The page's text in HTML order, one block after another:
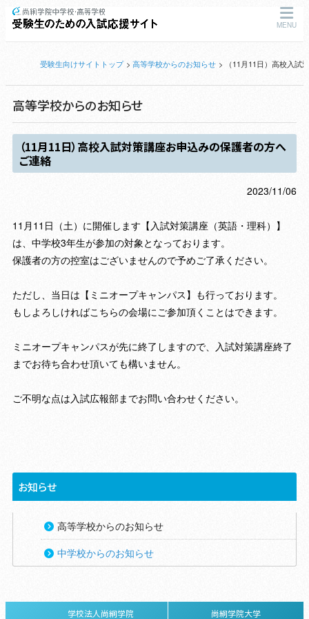
MENU
受験生向けサイトトップ 高等学校からのお知らせ （11月11日）高校入試
高等学校からのお知らせ
（11月11日）高校入試対策講座お申込みの保護者の方へ
ご連絡
2023/11/06
11月11日（土）に開催します【入試対策講座（英語・理科）】
は、中学校3年生が参加の対象となっております。
保護者の方の控室はございませんので予めご了承ください。
ただし、当日は【ミニオープキャンパス】も行っております。
もしよろしければこちらの会場にご参加頂くことはできます。
ミニオープキャンパスが先に終了しますので、入試対策講座終了
までお待ち合わせ頂いても構いません。
ご不明な点は入試広報部までお問い合わせください。
お知らせ
高等学校からのお知らせ
中学校からのお知らせ
学校法人尚絅学院 尚絅学院大学